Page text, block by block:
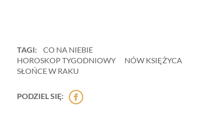
TAGI:
CO NA NIEBIE
HOROSKOP TYGODNIOWY
NÓW KSIĘŻYCA
SŁOŃCE W RAKU
PODZIEL SIĘ: